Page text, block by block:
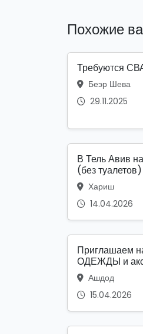
Похожие
Требуются
Беэр Шева
29.11.2025
В Тель Авив
(без туалетов)
Хариш
14.04.2026
Приглашаем
ОДЕЖДЫ и
Ашдод
15.04.2026